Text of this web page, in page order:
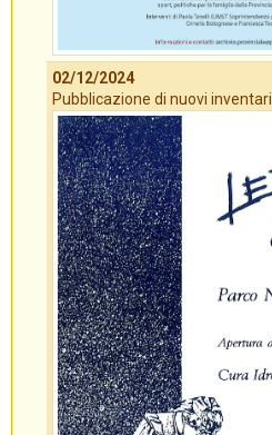
02/12/2024
Pubblicazione di nuovi inventari